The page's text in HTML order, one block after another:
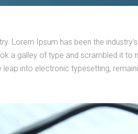
Lorem Ipsum has been the industry’s
a galley of type and scrambled it to
into electronic typesetting,